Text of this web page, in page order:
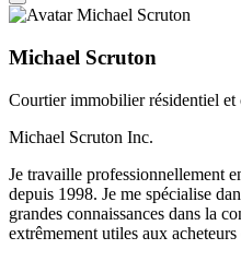
Michael Scruton
Courtier immobilier résidentiel et
Michael Scruton Inc.
Je travaille professionnellement
depuis 1998. Je me spécialise
grandes connaissances dans la
extrêmement utiles aux